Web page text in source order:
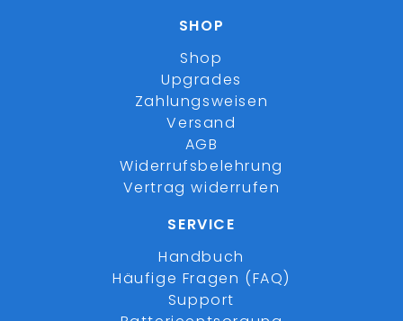
SHOP
Shop
Upgrades
Zahlungsweisen
Versand
AGB
Widerrufsbelehrung
Vertrag widerrufen
SERVICE
Handbuch
Häufige Fragen (FAQ)
Support